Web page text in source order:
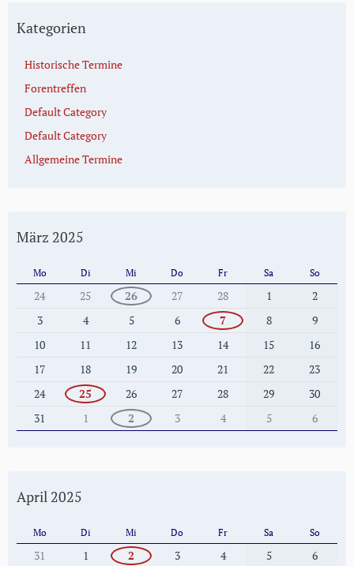
Kategorien
Historische Termine
Forentreffen
Default Category
Default Category
Allgemeine Termine
März 2025
Mo Di Mi Do Fr Sa So
24 25 26 27 28 1
2
3
4 5 6 7 8
9
10
11 12 13 14 15
16
17
18 19 20 21 22
23
24
25 26 27 28 29
30
31
1 2 3 4 5 6
April 2025
Mo Di Mi Do Fr Sa So
31 1 2 3 4 5
6